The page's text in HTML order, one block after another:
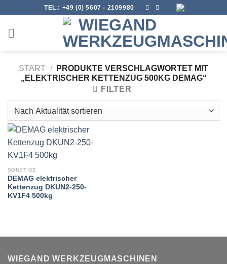
content
TEL.: +49 (0) 5607 - 2109980
START /
PRODUKTE VERSCHLAGWORTET MIT
„ELEKTRISCHER KETTENZUG 500KG DEMAG“
FILTER
SONSTIGE
DEMAG elektrischer
Kettenzug DKUN2-250-
KV1F4 500kg
WIEGAND WERKZEUGMASCHINEN